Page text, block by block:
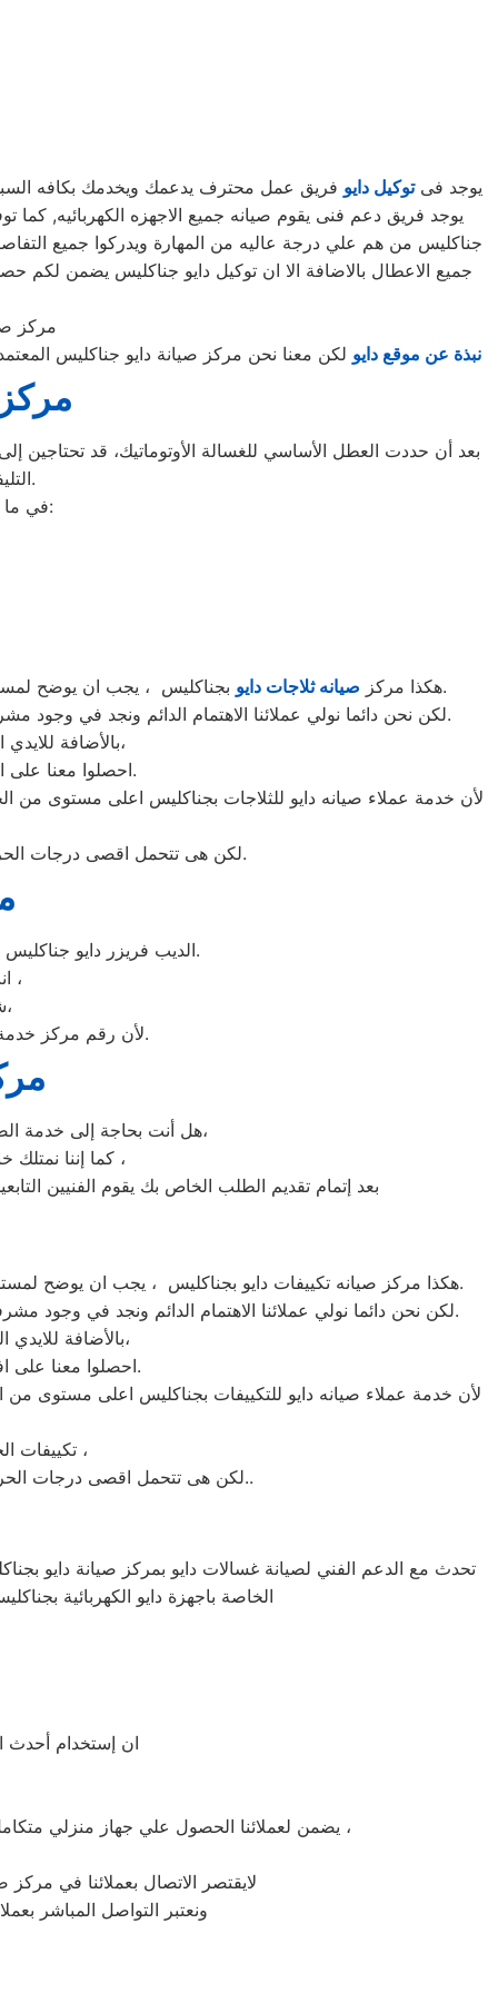
يوجد فىتوكيل دايو فريق عمل محترف يدعمك ويخدمك بكافه السبل
جناكليس من هم علي درجة عاليه من المهارة ويدركوا جميع
جميع الاعطال بالاضافة الا ان توكيل دايو جناكليس يضمن
مركز
نبذة عن موقع دايو لكن معنا نحن مركز صيانة دايو جناكليس
بعد أن حددت العطل الأساسي للغسالة الأوتوماتيك، قد تحتاجين
التليفونات الوهمية لشركات صيانة غير معروفة، ما قد يعرضك لعمليات النصب.
في ما يلي جمعنا لك أرقام صيانة الغسالة الأوتوماتيك لأشهر الماركات في جناكليس:
هكذا مركز صيانه ثلاجات دايو
بجناكليس ، يجب ان يوضح لمستخدمى ثلاجات دايو بجناكليس ان كلنا يعلم مدى اهمية الثلاجة بالمنزل ونحن لا ندخر جهدا كي نلبي جميع طلبات الصيانه لثلاجات دايو.
لكن نحن دائما نولي عملائنا الاهتمام الدائم ونجد في وجود مشرفي مراقبة الجودة الاختيار الامثل لخروج اجهزة الثلاجات سواء من مركز الصيانه لثلاجات دايو المعتمد بجناكليس او من منزل العميل.
بالأضافة للايدي المدربة صاحبة الخبرة في كافة اعطال ثلاجات دايو بجميع موديلاتها القديم منها والحديث،
احصلوا معنا على افضل خدمة للثلاجات في جناكليس من خلال رقم مركز صيانه دايو المعتمد في جناكليس.
لأن خدمة عملاء صيانه دايو للثلاجات بجناكليس اعلى مستوى من
لكن هى تتحمل اقصى درجات الحرارة الصيف تعمل فى اسواء الظروف باستمرارية فى التشغيل المتواصل حيث لا يضاهيها اى ثلاجات اخر.
الديب فريزر دايو جناكليس غني عن التعريف فائق الجودة دائما ما تبهرنا بموديلات فريدة و مختلفة التقنية عن مثيلاتها انها دايو.
انت الان تتعامل مع خبراء من مركز صيانه دايو للديب فريزر في جناكليس ،
شرفونا بالزيارة او اتصلوا نصلكم لعمل الخدمة المنزلية و بصيانة الفورية،
لأن رقم مركز خدمة عملاء دايو للديب فريزر بجميع المحافظات اتصلوا الان مركز صيانه دايو جناكليس مباشرة.
هل أنت بحاجة إلى خدمة الصيانة الفورية لغسالة الأطباق دايو جناكليس لديك؟ نحن نمنحك خدمة الصيانة الفورية التي ترغب بها،
كما إننا نمتلك خبرة أكثر من 10 سنوات في خدمات إصلاحات كافة أنواع غسالات الأطباق دايو جناكليس ،
بعد إتمام تقديم الطلب الخاص بك يقوم الفنيين
هكذا مركز صيانه تكييفات دايو بجناكليس ، يجب ان يوضح لمستخدمى تكييفات دايو بجناكليس ان كلنا يعلم مدى اهمية التكييف بالمنزل ونحن لا ندخر جهدا كي نلبي جميع طلبات الصيانه لتكييفات دايو.
لكن نحن دائما نولي عملائنا الاهتمام الدائم ونجد في وجود مشرفي مراقبة الجودة الاختيار الامثل لخروج اجهزة التكييفات سواء من مركز الصيانه لتكييفات دايو المعتمد بجناكليس او من منزل العميل.
بالأضافة للايدي المدربة صاحبة الخبرة في كافة اعطال تكييفات دايو بجميع موديلاتها القديم منها والحديث،
احصلوا معنا على افضل خدمة للتكييفات في جناكليس من خلال رقم مركز صيانه دايو المعتمد في جناكليس.
لأن خدمة عملاء صيانه دايو للتكييفات بجناكليس اعلى مستوى من
تكييفات الخدمة الشاقة من مبيعات تكييفات دايو الاولى فى مبيعات التكييفات فى جناكليس ،
لكن هى تتحمل اقصى درجات الحرارة الصيف تعمل فى اسواء الظروف باستمرارية فى التشغيل المتواصل حيث لا يضاهيها اى تكييفات اخر..
تحدث مع الدعم الفني لصيانة غسالات دايو بمركز صيانة دايو
الخاصة باجهزة دايو الكهربائية
ان إستخدام أحدث
يضمن لعملائنا الحصول علي جهاز منزلي متكامل يعمل بأعلى مستوى من الكفاءة التي ينتظرها عملائنا ولتعزيز الثقة في مركز صيانة دايو جناكليس المعتمد بجناكليس ،
لايقتصر الاتصال بعملائنا في مركز
ونعتبر التواصل المباشر